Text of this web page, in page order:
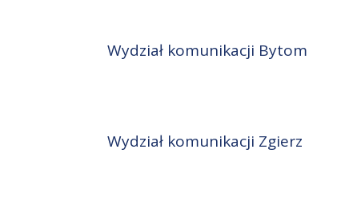
Wydział komunikacji Bytom
Wydział komunikacji Zgierz